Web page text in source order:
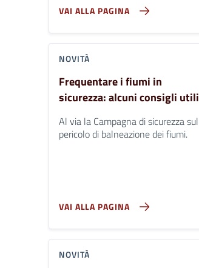
VAI ALLA PAGINA
NOVITÀ
Frequentare i fiumi in
sicurezza: alcuni consigli utili
Al via la Campagna di sicurezza sul
pericolo di balneazione dei fiumi.
VAI ALLA PAGINA
NOVITÀ